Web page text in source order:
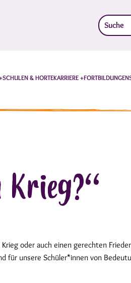
Suche
nach:
SCHULEN & HORTEKARRIERE FORTBILDUNGEN
Krieg?“
oder auch einen gerechten
für unsere Schüler*innen von